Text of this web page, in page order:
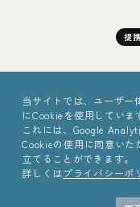
提携
当サイトでは、ユーザー
にCookieを使用していま
これには、Google
Cookieの使用に同意いた
立てることができます。
詳しくはプライバシーポ